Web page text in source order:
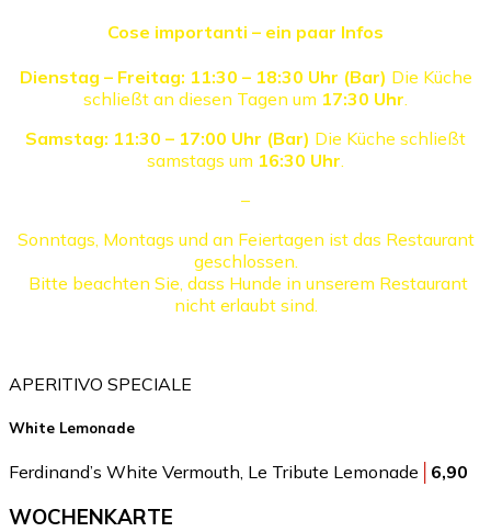
Cose importanti – ein paar Infos
Dienstag – Freitag: 11:30 – 18:30 Uhr (Bar) Die Küche
schließt an diesen Tagen um 17:30 Uhr.
Samstag: 11:30 – 17:00 Uhr (Bar) Die Küche schließt
samstags um 16:30 Uhr.
–
Sonntags, Montags und an Feiertagen ist das Restaurant
geschlossen.
Bitte beachten Sie, dass Hunde in unserem Restaurant
nicht erlaubt sind.
APERITIVO SPECIALE
White Lemonade
Ferdinand’s White Vermouth, Le Tribute Lemonade 6,90
WOCHEN­KARTE